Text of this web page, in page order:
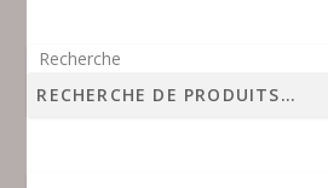
Recherche